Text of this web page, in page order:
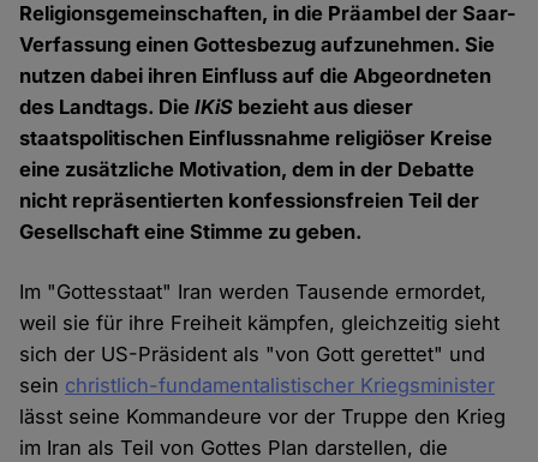
Religionsgemeinschaften, in die Präambel der Saar-
Verfassung einen Gottesbezug aufzunehmen. Sie
nutzen dabei ihren Einfluss auf die Abgeordneten
des Landtags. DieIKiS bezieht aus dieser
staatspolitischen Einflussnahme religiöser Kreise
eine zusätzliche Motivation, dem in der Debatte
nicht repräsentierten konfessionsfreien Teil der
Gesellschaft eine Stimme zu geben.
Im "Gottesstaat" Iran werden Tausende ermordet,
weil sie für ihre Freiheit kämpfen, gleichzeitig sieht
sich der US-Präsident als "von Gott gerettet" und
sein christlich-fundamentalistischer Kriegsminister
lässt seine Kommandeure vor der Truppe den Krieg
im Iran als Teil von Gottes Plan darstellen, die